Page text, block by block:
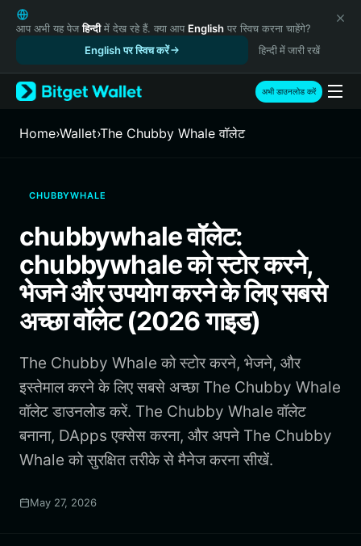
English
日本語
Русский
Español (Latinoamérica)
Türkçe
Italiano
繁體中文
Português (Portugal)
Bahasa Indonesia
ภาษาไทย
Español
Español (Argentina)
आप अभी यह पेजहिन्दीमें देख रहे हैं. क्या आप English पर स्विच करना चाहेंगे?
English पर स्विच करें
हिन्दी में जारी रखें
अभी डाउनलोड करें
Home›Wallet›The Chubby Whale वॉलेट
CHUBBYWHALE
chubbywhale वॉलेट:
chubbywhale को स्टोर करने,
भेजने और उपयोग करने के लिए सबसे
अच्छा वॉलेट (2026 गाइड)
The Chubby Whale को स्टोर करने, भेजने, और
इस्तेमाल करने के लिए सबसे अच्छा The Chubby Whale
वॉलेट डाउनलोड करें. The Chubby Whale वॉलेट
बनाना, DApps एक्सेस करना, और अपने The Chubby
Whale को सुरक्षित तरीके से मैनेज करना सीखें.
May 27, 2026